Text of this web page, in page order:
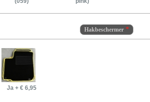
Hakbeschermer
Ja + € 6,95